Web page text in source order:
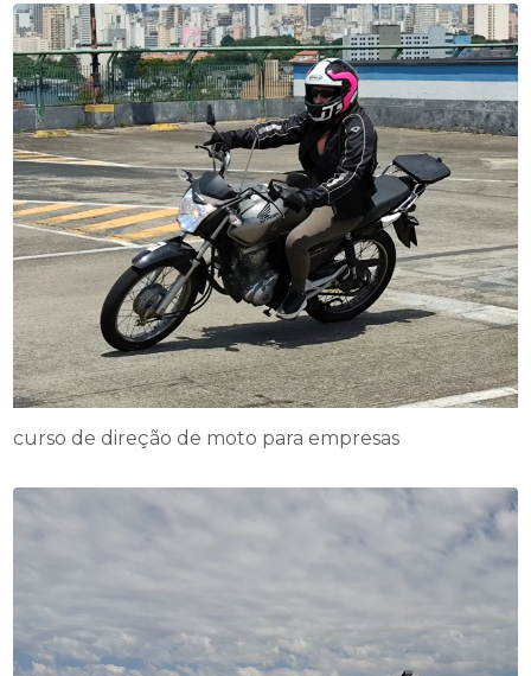
curso de direção de moto para empresas